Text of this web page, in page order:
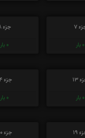
7
0 بار
جزء 8
0 بار
13
0 بار
جزء 14
0 بار
19
جزء 20